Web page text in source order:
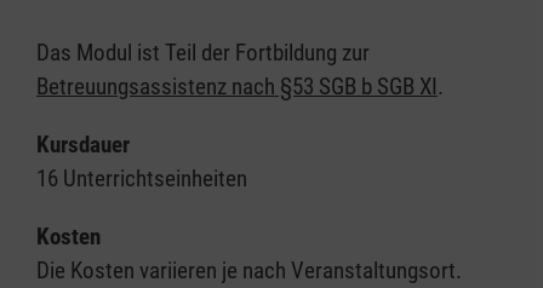
Das Modul ist Teil der Fortbildung zur
Betreuungsassistenz nach §53 SGB b SGB XI.
Kursdauer
16 Unterrichtseinheiten
Kosten
Die Kosten variieren je nach Veranstaltungsort.